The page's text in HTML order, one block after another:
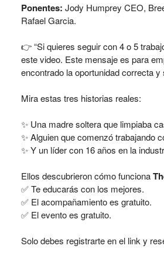
Ponentes: Jody Humprey CEO,
Rafael Garcia.
👉 “Si quieres seguir con 4 o 5
este video. Este mensaje es para
encontrado la oportunidad correcta
Mira estas tres historias reales:
✨ Una madre soltera que limpiaba
✨ Alguien que comenzó trabajando
✨ Y un líder con 16 años en la
Ellos descubrieron cómo funciona
✅ Te educarás con los mejores.
✅ El acompañamiento es gratuito.
✅ El evento es gratuito.
Solo debes registrarte en el link y